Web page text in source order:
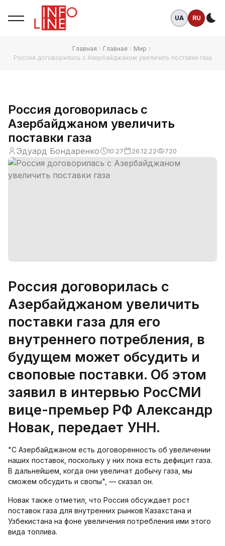
UA RU
Главная Главная
Мир
Россия договорилась с Азербайджаном увеличить поставки газа
Россия договорилась с
Азербайджаном увеличить
поставки газа
Эдуард Бондаренко 10:27 26.12.22 720
Россия договорилась с
Азербайджаном увеличить
поставки газа для его
внутреннего потребления, в
будущем может обсудить и
своповые поставки. Об этом
заявил в интервью РосСМИ
вице-премьер РФ Александр
Новак, передает УНН.
"С Азербайджаном есть договоренность об увеличении
наших поставок, поскольку у них пока есть дефицит газа.
В дальнейшем, когда они увеличат добычу газа, мы
сможем обсудить и свопы", — сказал он.
Новак также отметил, что Россия обсуждает рост
поставок газа для внутренних рынков Казахстана и
Узбекистана на фоне увеличения потребления ими этого
вида топлива.